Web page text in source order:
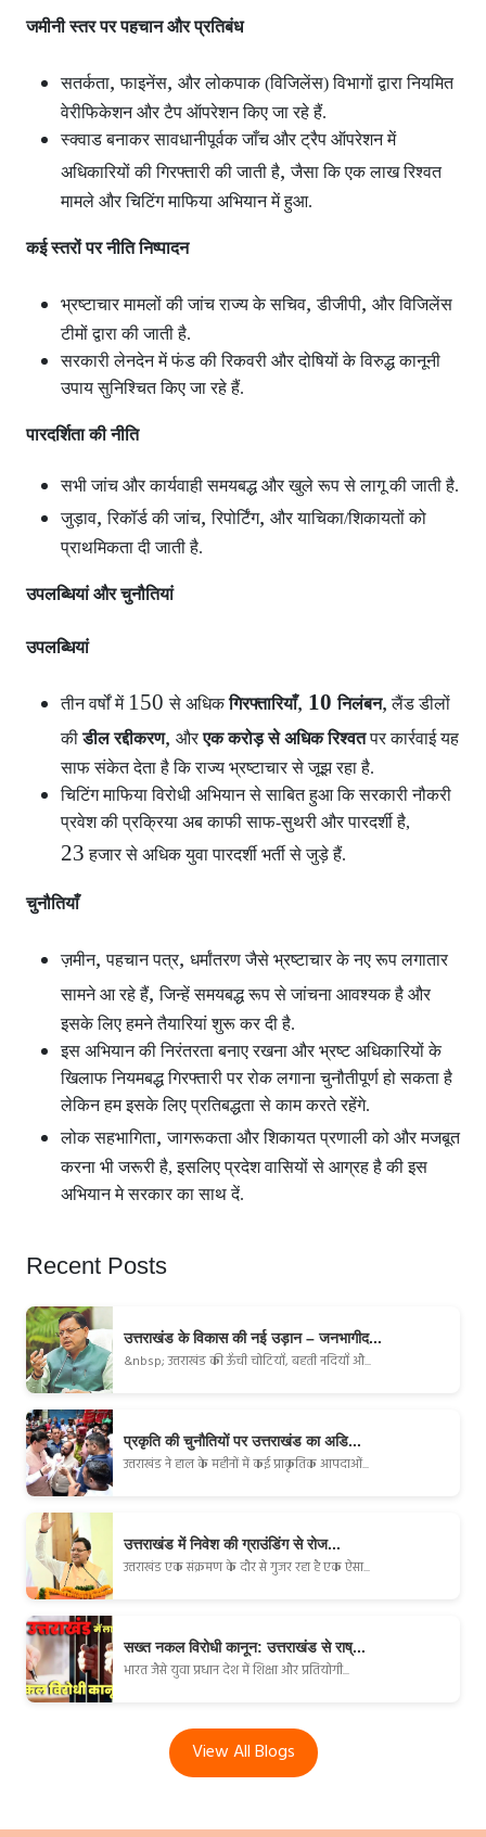
जमीनी स्तर पर पहचान और प्रतिबंध
सतर्कता,फाइनेंस, और लोकपाक (विजिलेंस) विभागों द्वारा नियमित
वेरीफिकेशन और टैप ऑपरेशन किए जा रहे हैं.
स्क्वाड बनाकर सावधानीपूर्वक जाँच और ट्रैप ऑपरेशन में
अधिकारियों की गिरफ्तारी की जाती है,जैसा कि एक लाख रिश्वत
मामले और चिटिंग माफिया अभियान में हुआ.
कई स्तरों पर नीति निष्पादन
भ्रष्टाचार मामलों की जांच राज्य के सचिव,डीजीपी, और विजिलेंस
टीमों द्वारा की जाती है.
सरकारी लेनदेन में फंड की रिकवरी और दोषियों के विरुद्ध कानूनी
उपाय सुनिश्चित किए जा रहे हैं.
पारदर्शिता की नीति
सभी जांच और कार्यवाही समयबद्ध और खुले रूप से लागू की जाती है.
जुड़ाव,रिकॉर्ड की जांच,रिपोर्टिंग, और याचिका/शिकायतों को
प्राथमिकता दी जाती है.
उपलब्धियां और चुनौतियां
उपलब्धियां
तीन वर्षों में 150से अधिकगिरफ्तारियाँ, 10निलंबन, लैंड डीलों
की डील रद्दीकरण, और एक करोड़ से अधिक रिश्वत पर कार्रवाई यह
साफ संकेत देता है कि राज्य भ्रष्टाचार से जूझ रहा है.
चिटिंग माफिया विरोधी अभियान से साबित हुआ कि सरकारी नौकरी
प्रवेश की प्रक्रिया अब काफी साफ-सुथरी और पारदर्शी है,
23 हजार से अधिक युवा पारदर्शी भर्ती से जुड़े हैं.
चुनौतियाँ
ज़मीन,पहचान पत्र, धर्मांतरण जैसे भ्रष्टाचार के नए रूप लगातार
सामने आ रहे हैं,जिन्हें समयबद्ध रूप से जांचना आवश्यक है और
इसके लिए हमने तैयारियां शुरू कर दी है.
इस अभियान की निरंतरता बनाए रखना और भ्रष्ट अधिकारियों के
खिलाफ नियमबद्ध गिरफ्तारी पर रोक लगाना चुनौतीपूर्ण हो सकता है
लेकिन हम इसके लिए प्रतिबद्धता से काम करते रहेंगे.
लोक सहभागिता,जागरूकता और शिकायत प्रणाली को और मजबूत
करना भी जरूरी है, इसलिए प्रदेश वासियों से आग्रह है की इस
अभियान मे सरकार का साथ दें.
Recent Posts
उत्तराखंड के विकास की नई उड़ान – जनभागीद...
&nbsp; उत्तराखंड की ऊँची चोटियाँ, बहती नदियाँ औ...
प्रकृति की चुनौतियों पर उत्तराखंड का अडि...
उत्तराखंड ने हाल के महीनों में कई प्राकृतिक आपदाओं...
उत्तराखंड में निवेश की ग्राउंडिंग से रोज...
उत्तराखंड एक संक्रमण के दौर से गुजर रहा है एक ऐसा...
सख्त नकल विरोधी कानून: उत्तराखंड से राष्...
भारत जैसे युवा प्रधान देश में शिक्षा और प्रतियोगी...
View All Blogs